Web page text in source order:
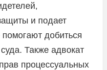
и подает
помогают добиться
Также адвокат
процессуальных